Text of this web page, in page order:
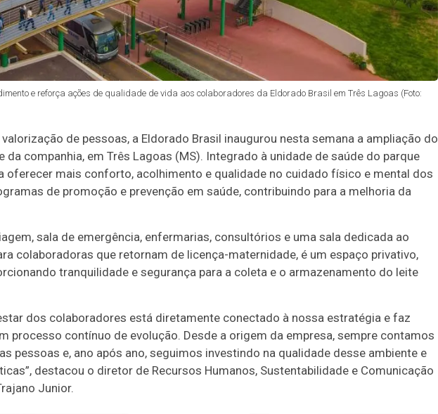
e reforça ações de qualidade de vida aos colaboradores da Eldorado Brasil em Três Lagoas (Foto:
de pessoas, a Eldorado Brasil inaugurou nesta semana a ampliação do
da companhia, em Três Lagoas (MS). Integrado à unidade de saúde do parque
oferecer mais conforto, acolhimento e qualidade no cuidado físico e mental dos
de promoção e prevenção em saúde, contribuindo para a melhoria da
sala de emergência, enfermarias, consultórios e uma sala dedicada ao
colaboradoras que retornam de licença-maternidade, é um espaço privativo,
tranquilidade e segurança para a coleta e o armazenamento do leite
dos colaboradores está diretamente conectado à nossa estratégia e faz
processo contínuo de evolução. Desde a origem da empresa, sempre contamos
pessoas e, ano após ano, seguimos investindo na qualidade desse ambiente e
destacou o diretor de Recursos Humanos, Sustentabilidade e Comunicação
Junior.